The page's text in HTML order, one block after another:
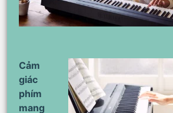
Cảm
giác
phím
mang